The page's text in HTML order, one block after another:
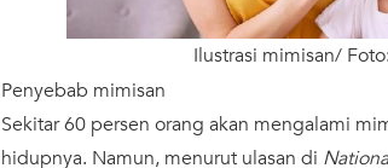
Ilustrasi mimisan/
Penyebab mimisan
Sekitar 60 persen orang akan mengalami
hidupnya. Namun, menurut ulasan di